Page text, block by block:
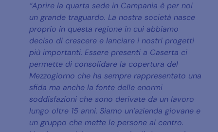
“Aprire la quarta sede in Campania è per noi
un grande traguardo. La nostra società nasce
proprio in questa regione in cui abbiamo
deciso di crescere e lanciare i nostri progetti
più importanti. Essere presenti a Caserta ci
permette di consolidare la copertura del
Mezzogiorno che ha sempre rappresentato una
sfida ma anche la fonte delle enormi
soddisfazioni che sono derivate da un lavoro
lungo oltre 15 anni. Siamo un’azienda giovane e
un gruppo che mette le persone al centro.